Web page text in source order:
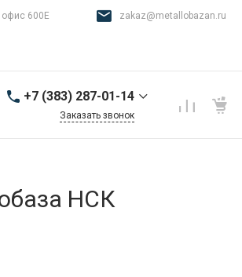
офис 600Е zakaz@metallobazan.ru
+7 (383) 287-01-14
9:00-18:00 пн-пт
Заказать звонок
НСК